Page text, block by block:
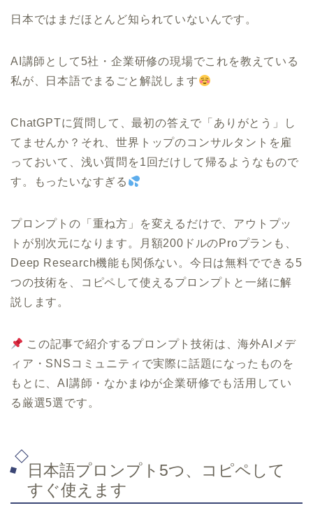
日本ではまだほとんど知られていないんです。
AI講師として5社・企業研修の現場でこれを教えている
私が、日本語でまるごと解説します
ChatGPTに質問して、最初の答えで「ありがとう」し
てませんか？それ、世界トップのコンサルタントを雇
っておいて、浅い質問を1回だけして帰るようなもので
す。もったいなすぎる
プロンプトの「重ね方」を変えるだけで、アウトプッ
トが別次元になります。月額200ドルのProプランも、
Deep Research機能も関係ない。今日は無料でできる5
つの技術を、コピペして使えるプロンプトと一緒に解
説します。
この記事で紹介するプロンプト技術は、海外AIメデ
ィア・SNSコミュニティで実際に話題になったものを
もとに、AI講師・なかまゆが企業研修でも活用してい
る厳選5選です。
日本語プロンプト5つ、コピペして
すぐ使えます